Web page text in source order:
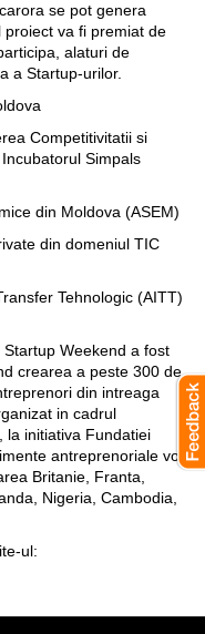
se pot genera
proiect va fi premiat de
alaturi de
a Startup-urilor.
Competitivitatii si
Simpals
din Moldova (ASEM)
din domeniul TIC
Tehnologic (AITT)
Weekend a fost
crearea a peste 300 de
din intreaga
in cadrul
la initiativa Fundatiei
antreprenoriale vor
Britanie, Franta,
Nigeria, Cambodia,
ul: